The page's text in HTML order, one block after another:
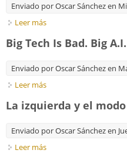
Enviado porOscar Sánchezen
Leer más
Big Tech Is Bad. Big
Enviado porOscar Sánchezen
Leer más
La izquierda y el
Enviado porOscar Sánchezen
Leer más